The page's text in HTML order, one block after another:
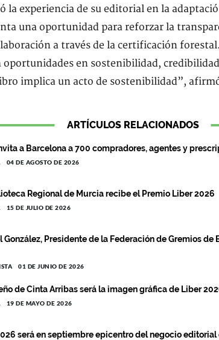
la experiencia de su editorial en la
una oportunidad para reforzar la
a través de la certificación
oportunidades en sostenibilidad,
implica un acto de sostenibilidad”,
ARTÍCULOS RELACIONADOS
a Barcelona a 700 compradores, agentes y
04 DE AGOSTO DE 2026
Regional de Murcia recibe el Premio Liber 2026
15 DE JULIO DE 2026
González, Presidente de la Federación de Gremios de
01 DE JUNIO DE 2026
de Cinta Arribas será la imagen gráfica de Liber
19 DE MAYO DE 2026
será en septiembre epicentro del negocio editorial